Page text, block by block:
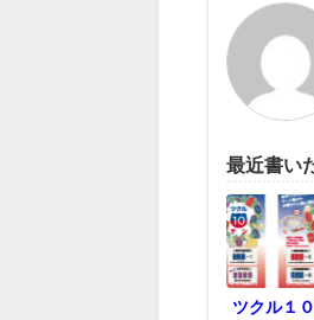
最近書い
ツクル１